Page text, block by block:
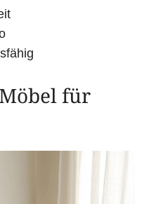
für